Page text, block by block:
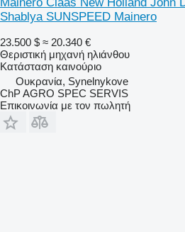
Shablya SUNSPEED Mainero
23.500 $ ≈ 20.340 €
Θεριστική μηχανή ηλιάνθου
Κατάσταση καινούριο
Ουκρανία, Synelnykove
ChP AGRO SPEC SERVIS
Επικοινωνία με τον πωλητή